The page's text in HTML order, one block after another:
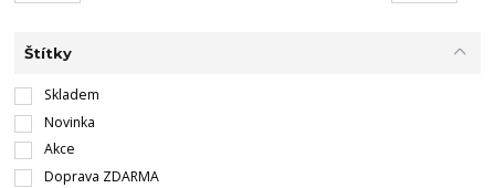
Štítky
Skladem
Novinka
Akce
Doprava ZDARMA